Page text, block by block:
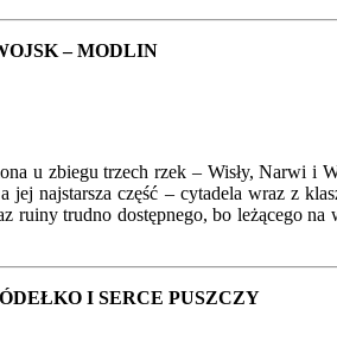
– MODLIN
u zbiegu trzech rzek – Wisły, Narwi i
jej najstarsza część – cytadela wraz z
ruiny trudno dostępnego, bo leżącego
I SERCE PUSZCZY